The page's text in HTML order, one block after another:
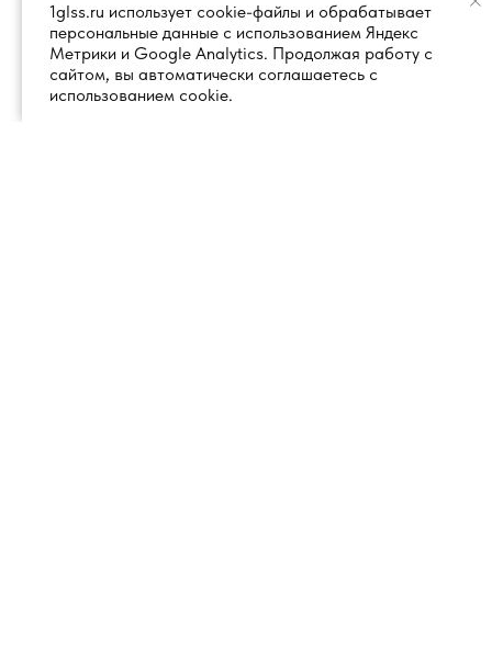
1glss.ru использует cookie-файлы и обрабатывает
персональные данные с использованием Яндекс
Метрики и Google Analytics. Продолжая работу с
сайтом, вы автоматически соглашаетесь с
использованием cookie.